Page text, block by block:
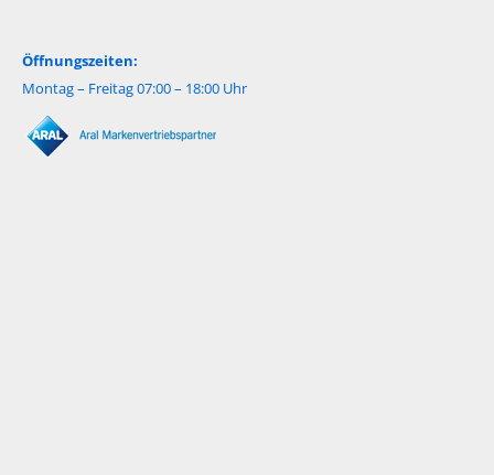
Öffnungszeiten:
Montag – Freitag 07:00 – 18:00 Uhr